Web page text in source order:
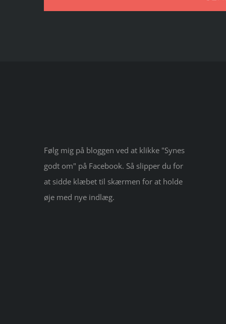
Følg mig på bloggen ved at klikke "Synes
godt om" på Facebook. Så slipper du for
at sidde klæbet til skærmen for at holde
øje med nye indlæg.